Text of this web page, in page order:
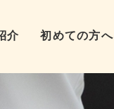
介 初めての方へ